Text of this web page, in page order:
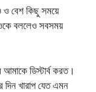
ও বেশ কিছু সময়ে
বললেও সবসময়
ডিস্টার্ব করত।
খারাপ যেত এমন